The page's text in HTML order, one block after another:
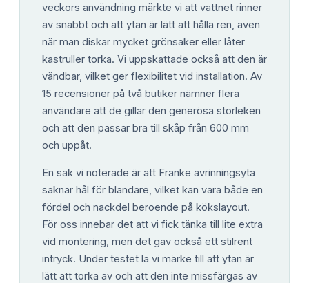
veckors användning märkte vi att vattnet rinner
av snabbt och att ytan är lätt att hålla ren, även
när man diskar mycket grönsaker eller låter
kastruller torka. Vi uppskattade också att den är
vändbar, vilket ger flexibilitet vid installation. Av
15 recensioner på två butiker nämner flera
användare att de gillar den generösa storleken
och att den passar bra till skåp från 600 mm
och uppåt.
En sak vi noterade är att Franke avrinningsyta
saknar hål för blandare, vilket kan vara både en
fördel och nackdel beroende på kökslayout.
För oss innebar det att vi fick tänka till lite extra
vid montering, men det gav också ett stilrent
intryck. Under testet la vi märke till att ytan är
lätt att torka av och att den inte missfärgas av